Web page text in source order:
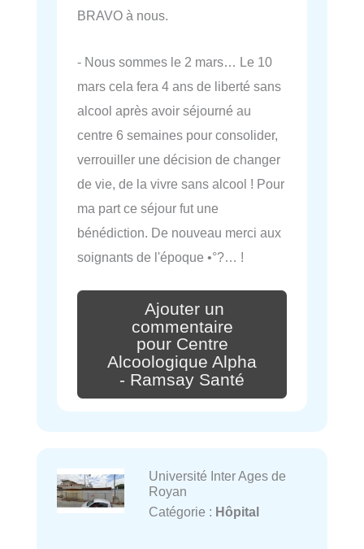
BRAVO à nous.
- Nous sommes le 2 mars… Le 10
mars cela fera 4 ans de liberté sans
alcool après avoir séjourné au
centre 6 semaines pour consolider,
verrouiller une décision de changer
de vie, de la vivre sans alcool ! Pour
ma part ce séjour fut une
bénédiction. De nouveau merci aux
soignants de l'époque •°?… !
Ajouter un
commentaire
pour Centre
Alcoologique Alpha
- Ramsay Santé
Université Inter Ages de
Royan
Catégorie : Hôpital